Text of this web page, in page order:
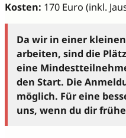
Kosten: 170 Euro (inkl.
Da wir in einer
arbeiten, sind die
eine
den Start. Die
möglich. Für eine
uns, wenn du dir